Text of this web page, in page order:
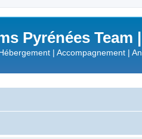
Pyrénées Team |
| Accompagnement |